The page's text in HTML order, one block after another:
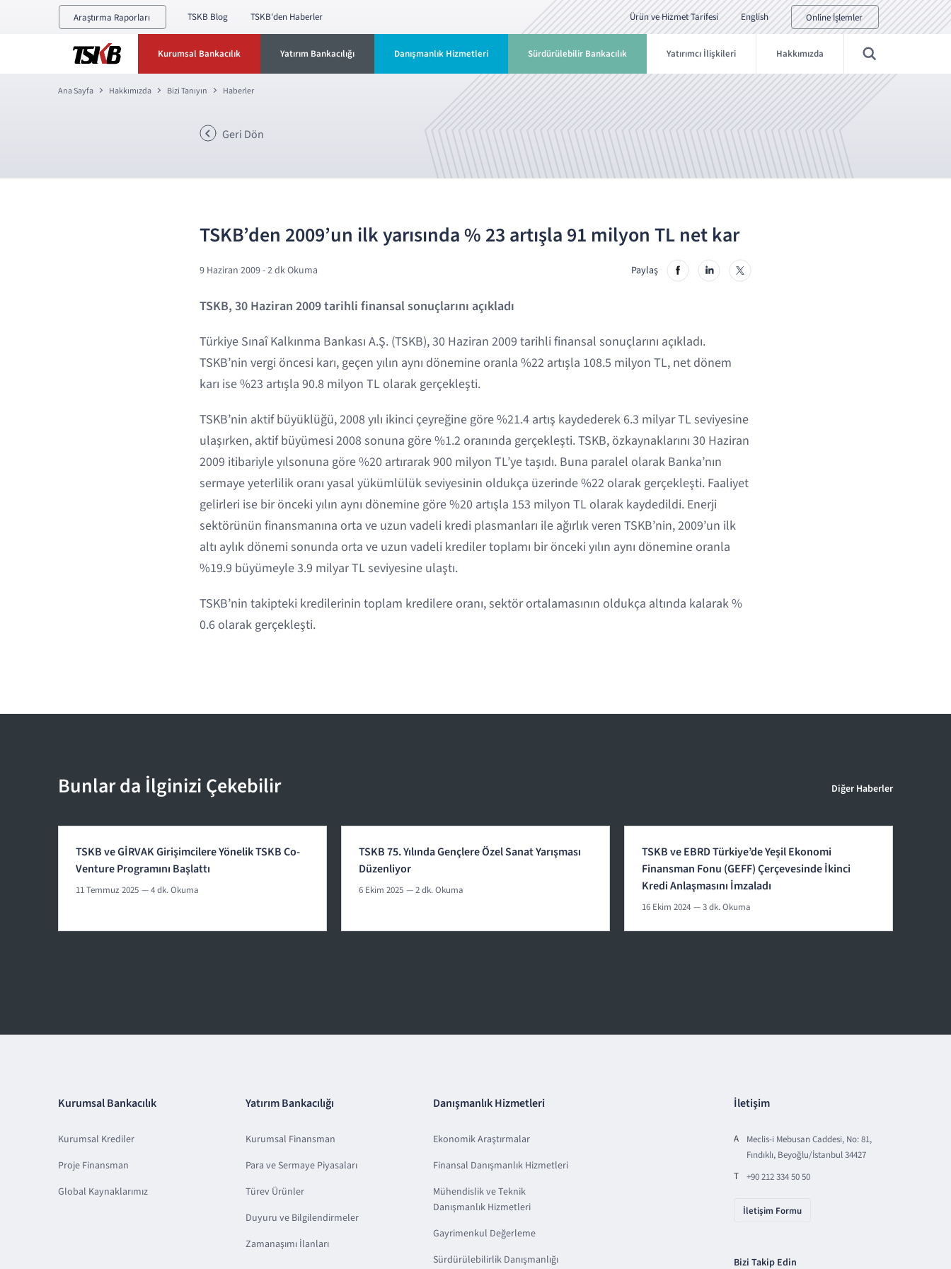
Araştırma Raporları TSKB Blog TSKB'den Haberler Ürün ve Hizmet Tarifesi English Online İşlemler
Kurumsal Bankacılık Yatırım Bankacılığı Danışmanlık Hizmetleri Sürdürülebilir Bankacılık Yatırımcı İlişkileri Hakkımızda
Ana Sayfa Hakkımızda Bizi Tanıyın Haberler
Geri Dön
TSKB’den 2009’un ilk yarısında % 23 artışla 91 milyon TL net kar
9 Haziran 2009- 2 dk Okuma Paylaş
TSKB, 30 Haziran 2009 tarihli finansal sonuçlarını açıkladı
Türkiye Sınaî Kalkınma Bankası A.Ş. (TSKB), 30 Haziran 2009 tarihli finansal sonuçlarını açıkladı.
TSKB’nin vergi öncesi karı, geçen yılın aynı dönemine oranla %22 artışla 108.5 milyon TL, net dönem
karı ise %23 artışla 90.8 milyon TL olarak gerçekleşti.
TSKB’nin aktif büyüklüğü, 2008 yılı ikinci çeyreğine göre %21.4 artış kaydederek 6.3 milyar TL seviyesine
ulaşırken, aktif büyümesi 2008 sonuna göre %1.2 oranında gerçekleşti. TSKB, özkaynaklarını 30 Haziran
2009 itibariyle yılsonuna göre %20 artırarak 900 milyon TL’ye taşıdı. Buna paralel olarak Banka’nın
sermaye yeterlilik oranı yasal yükümlülük seviyesinin oldukça üzerinde %22 olarak gerçekleşti. Faaliyet
gelirleri ise bir önceki yılın aynı dönemine göre %20 artışla 153 milyon TL olarak kaydedildi. Enerji
sektörünün finansmanına orta ve uzun vadeli kredi plasmanları ile ağırlık veren TSKB’nin, 2009’un ilk
altı aylık dönemi sonunda orta ve uzun vadeli krediler toplamı bir önceki yılın aynı dönemine oranla
%19.9 büyümeyle 3.9 milyar TL seviyesine ulaştı.
TSKB’nin takipteki kredilerinin toplam kredilere oranı, sektör ortalamasının oldukça altında kalarak %
0.6 olarak gerçekleşti.
Bunlar da İlginizi Çekebilir
TSKB ve GİRVAK Girişimcilere Yönelik TSKB Co-
Venture Programını Başlattı
11 Temmuz 2025 — 4 dk. Okuma
TSKB 75. Yılında Gençlere Özel Sanat Yarışması
Düzenliyor
6 Ekim 2025 — 2 dk. Okuma
TSKB ve EBRD Türkiye’de Yeşil Ekonomi
Finansman Fonu (GEFF) Çerçevesinde İkinci
Kredi Anlaşmasını İmzaladı
16 Ekim 2024 — 3 dk. Okuma
Diğer Haberler
Kurumsal Bankacılık
Kurumsal Krediler
Proje Finansman
Global Kaynaklarımız
Yatırım Bankacılığı
Kurumsal Finansman
Para ve Sermaye Piyasaları
Türev Ürünler
Duyuru ve Bilgilendirmeler
Zamanaşımı İlanları
Danışmanlık Hizmetleri
Ekonomik Araştırmalar
Finansal Danışmanlık Hizmetleri
Mühendislik ve Teknik
Danışmanlık Hizmetleri
Gayrimenkul Değerleme
Sürdürülebilirlik Danışmanlığı
İletişim
A
Meclis-i Mebusan Caddesi, No: 81,
Fındıklı, Beyoğlu/İstanbul 34427
T
+90 212 334 50 50
İletişim Formu
Bizi Takip Edin